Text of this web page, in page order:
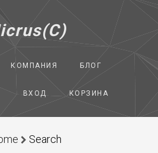
КОМПАНИЯ БЛОГ
ВХОД КОРЗИНА
Search